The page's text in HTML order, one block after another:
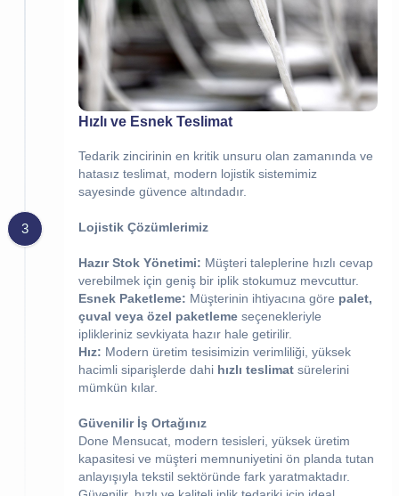
3
Hızlı ve Esnek Teslimat
Tedarik zincirinin en kritik unsuru olan zamanında ve
hatasız teslimat, modern lojistik sistemimiz
sayesinde güvence altındadır.
Lojistik Çözümlerimiz
Hazır Stok Yönetimi: Müşteri taleplerine hızlı cevap
verebilmek için geniş bir iplik stokumuz mevcuttur.
Esnek Paketleme: Müşterinin ihtiyacına göre palet,
çuval veya özel paketleme seçenekleriyle
iplikleriniz sevkiyata hazır hale getirilir.
Hız: Modern üretim tesisimizin verimliliği, yüksek
hacimli siparişlerde dahi hızlı teslimat sürelerini
mümkün kılar.
Güvenilir İş Ortağınız
Done Mensucat, modern tesisleri, yüksek üretim
kapasitesi ve müşteri memnuniyetini ön planda tutan
anlayışıyla tekstil sektöründe fark yaratmaktadır.